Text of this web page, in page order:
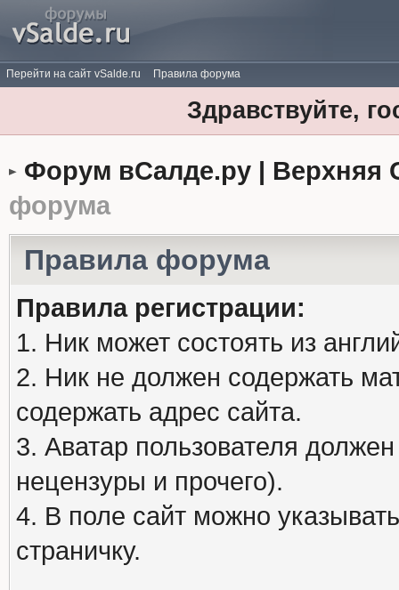
Перейти на сайт vSalde.ru Правила форума
Здравствуйте,
Форум вСалде.ру | Верхняя
форума
Правила форума
Правила регистрации:
1. Ник может состоять из
2. Ник не должен содержать
содержать адрес сайта.
3. Аватар пользователя
нецензуры и прочего).
4. В поле сайт можно
страничку.